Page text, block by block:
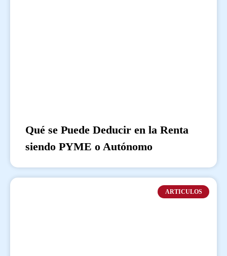
Qué se Puede Deducir en la Renta
siendo PYME o Autónomo
ARTICULOS